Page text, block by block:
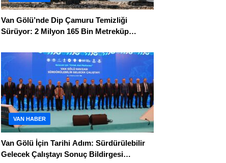
Van Gölü’nde Dip Çamuru Temizliği
Sürüyor: 2 Milyon 165 Bin Metreküp
VAN HABER
Van Gölü İçin Tarihi Adım: Sürdürülebilir
Gelecek Çalıştayı Sonuç Bildirgesi